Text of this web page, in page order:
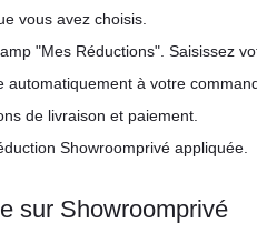
vous avez choisis.
"Mes Réductions". Saisissez
à votre
de livraison et paiement.
Showroomprivé appliquée.
sur Showroomprivé